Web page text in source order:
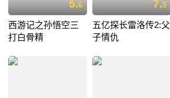
5.6
西游记之孙悟空三
打白骨精
7.5
五亿探长雷洛传2:父
子情仇